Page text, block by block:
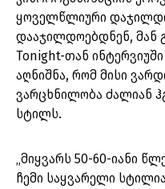
ყოველწლიური
დააჯილდოებდნენ, მან
Tonight-თან
აღნიშნა, რომ მისი
ვარცხნილობა ძალიან
სტილს.
„მიყვარს 50-60-იანი
ჩემი საყვარელი